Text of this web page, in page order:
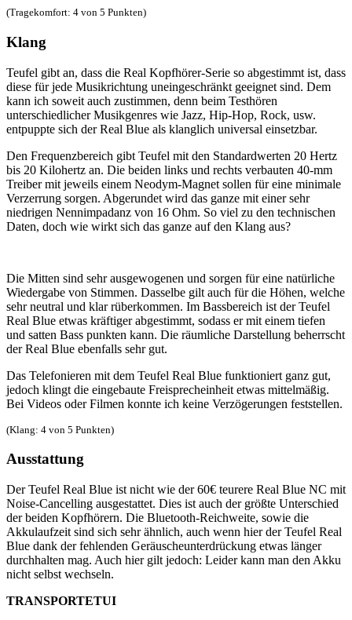
(Tragekomfort: 4 von 5 Punkten)
Klang
Teufel gibt an, dass die Real Kopfhörer-Serie so abgestimmt ist, dass
diese für jede Musikrichtung uneingeschränkt geeignet sind. Dem
kann ich soweit auch zustimmen, denn beim Testhören
unterschiedlicher Musikgenres wie Jazz, Hip-Hop, Rock, usw.
entpuppte sich der Real Blue als klanglich universal einsetzbar.
Den Frequenzbereich gibt Teufel mit den Standardwerten 20 Hertz
bis 20 Kilohertz an. Die beiden links und rechts verbauten 40-mm
Treiber mit jeweils einem Neodym-Magnet sollen für eine minimale
Verzerrung sorgen. Abgerundet wird das ganze mit einer sehr
niedrigen Nennimpadanz von 16 Ohm. So viel zu den technischen
Daten, doch wie wirkt sich das ganze auf den Klang aus?
Die Mitten sind sehr ausgewogenen und sorgen für eine natürliche
Wiedergabe von Stimmen. Dasselbe gilt auch für die Höhen, welche
sehr neutral und klar rüberkommen. Im Bassbereich ist der Teufel
Real Blue etwas kräftiger abgestimmt, sodass er mit einem tiefen
und satten Bass punkten kann. Die räumliche Darstellung beherrscht
der Real Blue ebenfalls sehr gut.
Das Telefonieren mit dem Teufel Real Blue funktioniert ganz gut,
jedoch klingt die eingebaute Freisprecheinheit etwas mittelmäßig.
Bei Videos oder Filmen konnte ich keine Verzögerungen feststellen.
(Klang: 4 von 5 Punkten)
Ausstattung
Der Teufel Real Blue ist nicht wie der 60€ teurere Real Blue NC mit
Noise-Cancelling ausgestattet. Dies ist auch der größte Unterschied
der beiden Kopfhörern. Die Bluetooth-Reichweite, sowie die
Akkulaufzeit sind sich sehr ähnlich, auch wenn hier der Teufel Real
Blue dank der fehlenden Geräuscheunterdrückung etwas länger
durchhalten mag. Auch hier gilt jedoch: Leider kann man den Akku
nicht selbst wechseln.
TRANSPORTETUI